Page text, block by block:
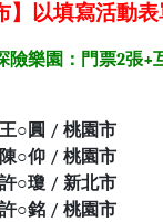
】以填寫活動
險樂園：門票2張+
○圓 / 桃園市
○仰 / 桃園市
○瓊 / 新北市
○銘 / 桃園市